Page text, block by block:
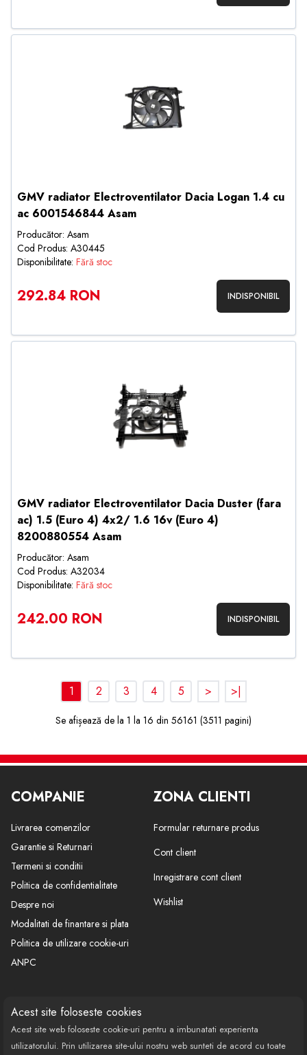
Acest site foloseste cookies
Acest site web foloseste cookie-uri pentru a imbunatati experienta
utilizatorului. Prin utilizarea site-ului nostru web sunteti de acord cu toate
GMV radiator Electroventilator Dacia Logan 1.4 cu
ac 6001546844 Asam
Producător: Asam
Cod Produs: A30445
Disponibilitate: Fără stoc
292.84 RON INDISPONIBIL
GMV radiator Electroventilator Dacia Duster (fara
ac) 1.5 (Euro 4) 4x2/ 1.6 16v (Euro 4)
8200880554 Asam
Producător: Asam
Cod Produs: A32034
Disponibilitate: Fără stoc
242.00 RON INDISPONIBIL
1 2 3 4 5 > >|
Se afișează de la 1 la 16 din 56161 (3511 pagini)
COMPANIE
Livrarea comenzilor
Garantie si Returnari
Termeni si conditii
Politica de confidentialitate
Despre noi
Modalitati de finantare si plata
Politica de utilizare cookie-uri
ANPC
ZONA CLIENTI
Formular returnare produs
Cont client
Inregistrare cont client
Wishlist
CONTACT
Call Center: 0377 100 941